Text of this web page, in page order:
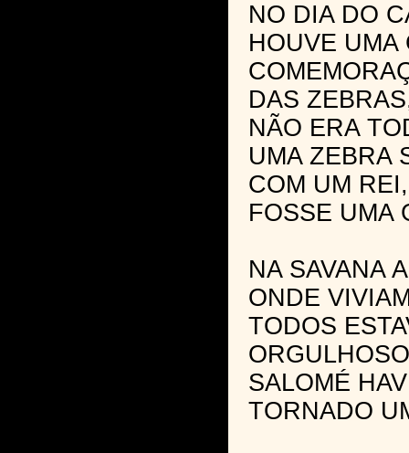
NO DIA DO
HOUVE UMA
DAS
NÃO ERA
UMA ZEBRA
COM UM
FOSSE UMA
NA SAVANA
ONDE
TODOS
SALOMÉ
TORNADO